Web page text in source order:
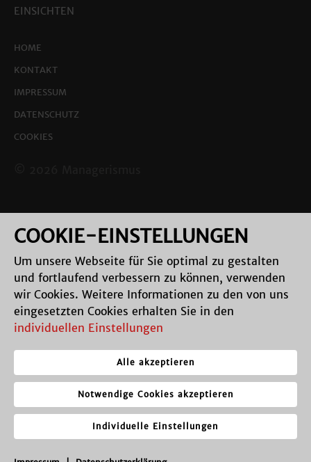
EINSICHTEN
HOME
KONTAKT
IMPRESSUM
DATENSCHUTZ
COOKIES
COOKIE-EINSTELLUNGEN
Um unsere Webseite für Sie optimal zu gestalten
und fortlaufend verbessern zu können, verwenden
wir Cookies. Weitere Informationen zu den von uns
eingesetzten Cookies erhalten Sie in den
individuellen Einstellungen
Alle akzeptieren
Notwendige Cookies akzeptieren
Individuelle Einstellungen